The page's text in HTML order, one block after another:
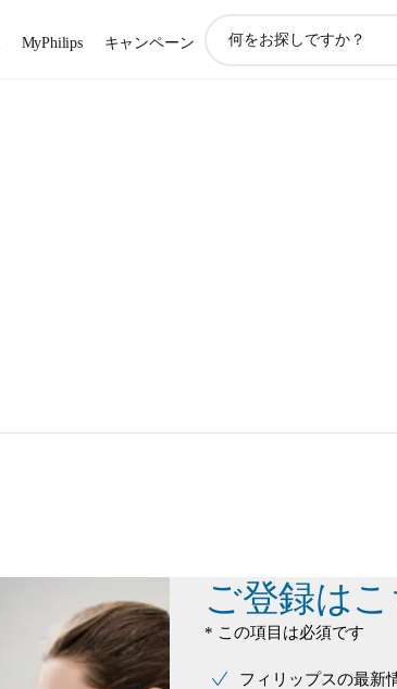
MyPhilips キャンペーン
ご登録は
* この項目は必須です
フィリップスの最新